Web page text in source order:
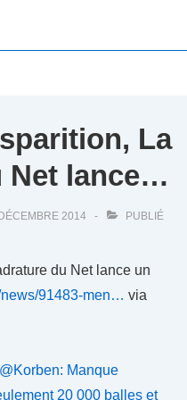
La
Net lance…
2014
PUBLIÉ
du Net lance un
91483-men… via
Manque
20 000 balles et